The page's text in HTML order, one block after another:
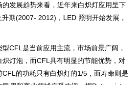
发展趋势来看，近年来白炽灯应用呈下
期(2007- 2012)，LED 照明开始发展，
是当前应用主流，市场前景广阔，
灯泡，而CFL具有明显的节能优势，对
的功耗只有白炽灯的1/5，而寿命则是